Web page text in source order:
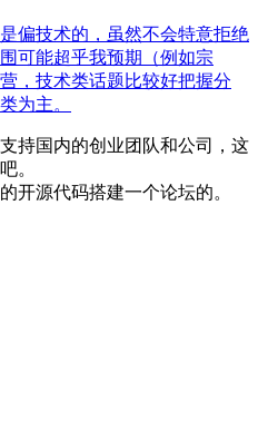
偏技术的，虽然不会特意拒绝
可能超乎我预期（例如宗
，技术类话题比较好把握分
为主。
持国内的创业团队和公司，这
。
开源代码搭建一个论坛的。